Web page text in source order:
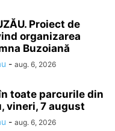
Proiect de
organizarea
Buzoiană
- aug. 6, 2026
toate parcurile din
vineri, 7 august
- aug. 6, 2026